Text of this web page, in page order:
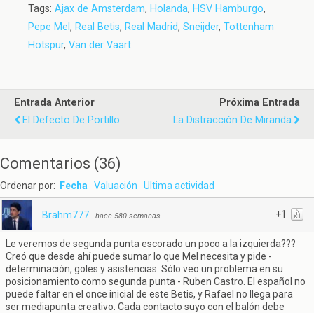
Tags: Ajax de Amsterdam, Holanda, HSV Hamburgo,
Pepe Mel , Real Betis, Real Madrid, Sneijder, Tottenham
Hotspur, Van der Vaart
Entrada Anterior
El Defecto De Portillo
Próxima Entrada
La Distracción De Miranda
Comentarios (36)
Ordenar por: Fecha Valuación Ultima actividad
+1
Brahm777 · hace 580 semanas
Le veremos de segunda punta escorado un poco a la izquierda???
Creó que desde ahí puede sumar lo que Mel necesita y pide -
determinación, goles y asistencias. Sólo veo un problema en su
posicionamiento como segunda punta - Ruben Castro. El español no
puede faltar en el once inicial de este Betis, y Rafael no llega para
ser mediapunta creativo. Cada contacto suyo con el balón debe